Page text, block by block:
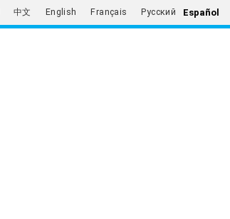
中文 English Français Русский Español